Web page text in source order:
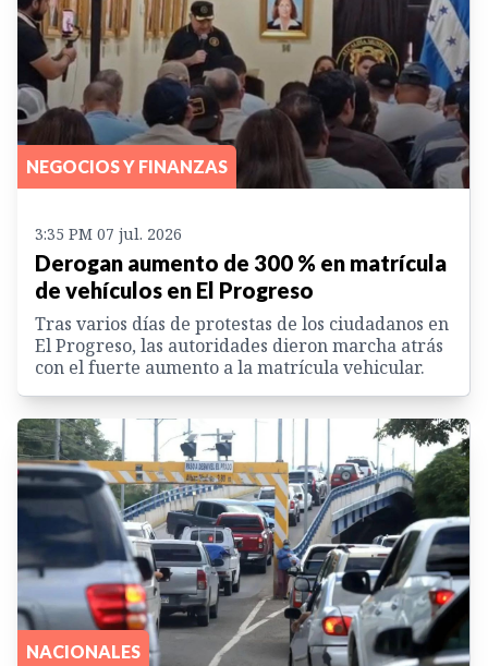
NEGOCIOS Y FINANZAS
3:35 PM 07 jul. 2026
Derogan aumento de 300 % en matrícula
de vehículos en El Progreso
Tras varios días de protestas de los ciudadanos en
El Progreso, las autoridades dieron marcha atrás
con el fuerte aumento a la matrícula vehicular.
NACIONALES